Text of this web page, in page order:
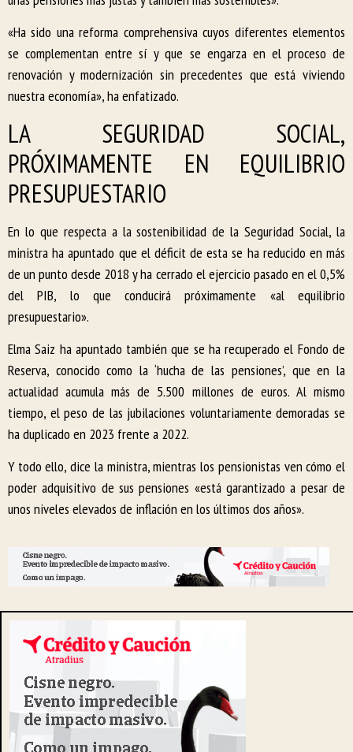
«Ha sido una reforma comprehensiva cuyos diferentes elementos
se complementan entre sí y que se engarza en el proceso de
renovación y modernización sin precedentes que está viviendo
nuestra economía», ha enfatizado.
LA SEGURIDAD SOCIAL,
PRÓXIMAMENTE EN EQUILIBRIO
PRESUPUESTARIO
En lo que respecta a la sostenibilidad de la Seguridad Social, la
ministra ha apuntado que el déficit de esta se ha reducido en más
de un punto desde 2018 y ha cerrado el ejercicio pasado en el 0,5%
del PIB, lo que conducirá próximamente «al equilibrio
presupuestario».
Elma Saiz ha apuntado también que se ha recuperado el Fondo de
Reserva, conocido como la ‘hucha de las pensiones’, que en la
actualidad acumula más de 5.500 millones de euros. Al mismo
tiempo, el peso de las jubilaciones voluntariamente demoradas se
ha duplicado en 2023 frente a 2022.
Y todo ello, dice la ministra, mientras los pensionistas ven cómo el
poder adquisitivo de sus pensiones «está garantizado a pesar de
unos niveles elevados de inflación en los últimos dos años».